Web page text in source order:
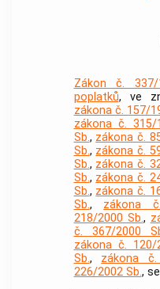
Zákon č. 337/
poplatků, ve
zákona č. 157/
zákona č. 315/
Sb., zákona č.
Sb., zákona č.
Sb., zákona č.
Sb., zákona č.
Sb., zákona č.
Sb., zákona
218/2000 Sb.,
č. 367/2000
zákona č. 120/
Sb., zákona
226/2002 Sb.,